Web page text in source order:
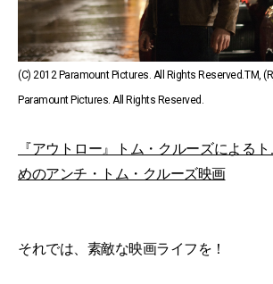
(C) 2012 Paramount Pictures. All Rights Reserved.TM,
Paramount Pictures. All Rights Reserved.
『アウトロー』トム・クルーズによる
めのアンチ・トム・クルーズ映画
それでは、素敵な映画ライフを！